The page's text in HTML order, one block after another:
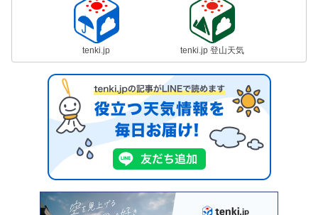
tenki.jp tenki.jp 登山天気